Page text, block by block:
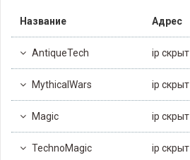
Название Адрес
AntiqueTech ip скрыт
MythicalWars ip скрыт
Magic ip скрыт
TechnoMagic ip скрыт